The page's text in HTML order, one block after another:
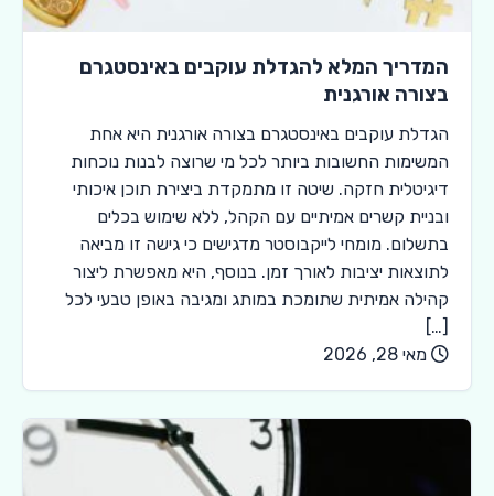
המדריך המלא להגדלת עוקבים באינסטגרם
בצורה אורגנית
הגדלת עוקבים באינסטגרם בצורה אורגנית היא אחת
המשימות החשובות ביותר לכל מי שרוצה לבנות נוכחות
דיגיטלית חזקה. שיטה זו מתמקדת ביצירת תוכן איכותי
ובניית קשרים אמיתיים עם הקהל, ללא שימוש בכלים
בתשלום. מומחי לייקבוסטר מדגישים כי גישה זו מביאה
לתוצאות יציבות לאורך זמן. בנוסף, היא מאפשרת ליצור
קהילה אמיתית שתומכת במותג ומגיבה באופן טבעי לכל
[…]
מאי 28, 2026